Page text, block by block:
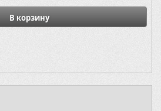
В корзину